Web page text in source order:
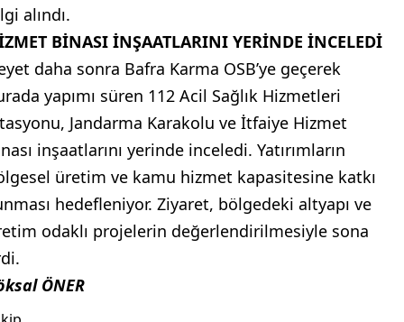
alındı.
BİNASI İNŞAATLARINI YERİNDE İNCELEDİ
daha sonra Bafra Karma OSB’ye geçerek
yapımı süren 112 Acil Sağlık Hizmetleri
Jandarma Karakolu ve İtfaiye Hizmet
inşaatlarını yerinde inceledi. Yatırımların
üretim ve kamu hizmet kapasitesine katkı
hedefleniyor. Ziyaret, bölgedeki altyapı ve
odaklı projelerin değerlendirilmesiyle sona
ÖNER